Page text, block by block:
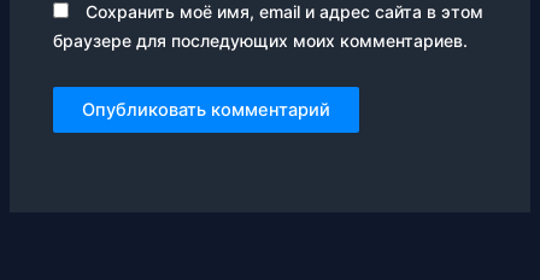
Сохранить моё имя, email и адрес сайта в этом
браузере для последующих моих комментариев.